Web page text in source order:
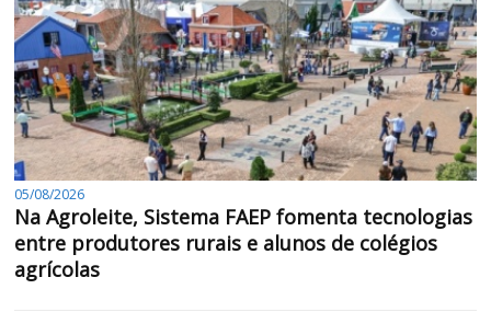
05/08/2026
Na Agroleite, Sistema FAEP fomenta tecnologias
entre produtores rurais e alunos de colégios
agrícolas